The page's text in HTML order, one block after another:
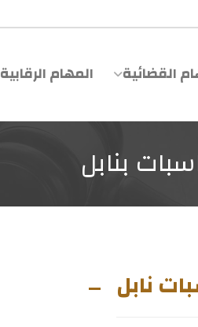
القضائية المهام الرقابية
بنابل
نابل